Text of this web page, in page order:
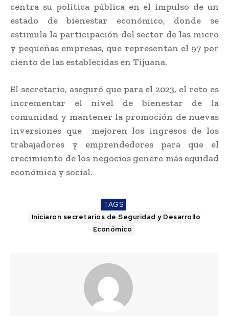
centra su política pública en el impulso de un
estado de bienestar económico, donde se
estimula la participación del sector de las micro
y pequeñas empresas, que representan el 97 por
ciento de las establecidas en Tijuana.
El secretario, aseguró que para el 2023, el reto es
incrementar el nivel de bienestar de la
comunidad y mantener la promoción de nuevas
inversiones que mejoren los ingresos de los
trabajadores y emprendedores para que el
crecimiento de los negocios genere más equidad
económica y social.
TAGS
Iniciaron secretarios de Seguridad y Desarrollo
Económico